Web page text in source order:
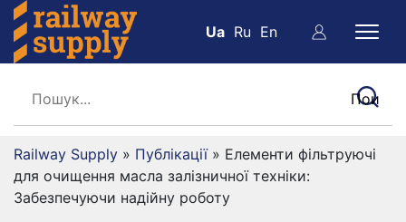
Ua Ru En
Railway Supply » Публікації» Елементи фільтруючі
для очищення масла залізничної техніки:
Забезпечуючи надійну роботу